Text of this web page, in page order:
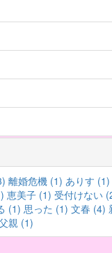
離婚危機 (1) ありす (1)
恵美子 (1) 受付けない
(1) 思った (1) 文春 (4)
親 (1)